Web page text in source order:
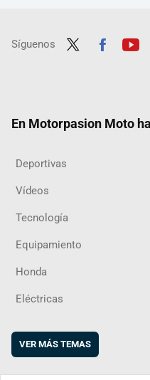
Síguenos
En Motorpasion Moto
Deportivas
Vídeos
Tecnología
Equipamiento
Honda
Eléctricas
VER MÁS TEMAS